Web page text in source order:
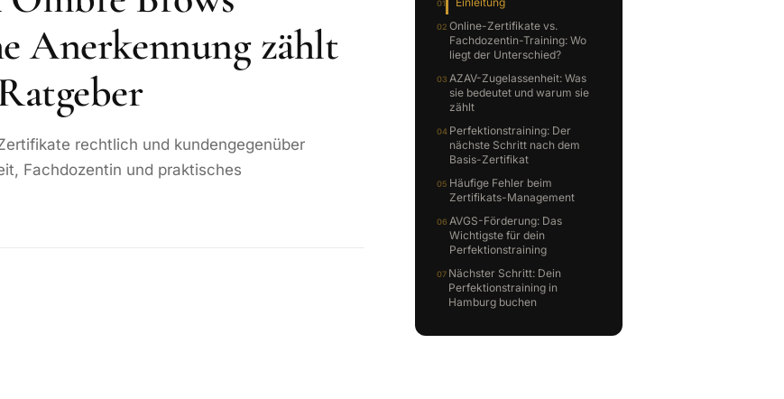
Anerkennung zählt
rechtlich und kundengegenüber
Fachdozentin und praktisches
Online-Zertifikate vs.
Fachdozentin-Training: Wo
liegt der Unterschied?
AZAV-Zugelassenheit: Was
sie bedeutet und warum sie
zählt
Perfektionstraining: Der
nächste Schritt nach dem
Basis-Zertifikat
Häufige Fehler beim
Zertifikats-Management
AVGS-Förderung: Das
Wichtigste für dein
Perfektionstraining
Nächster Schritt: Dein
Perfektionstraining in
Hamburg buchen